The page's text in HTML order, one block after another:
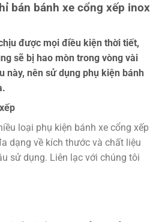
bán bánh xe cổng xếp inox
được mọi điều kiện thời tiết,
sẽ bị hao mòn trong vòng vài
này, nên sử dụng phụ kiện bánh
loại phụ kiện bánh xe cổng xếp
dạng về kích thước và chất liệu
sử dụng. Liên lạc với chúng tôi